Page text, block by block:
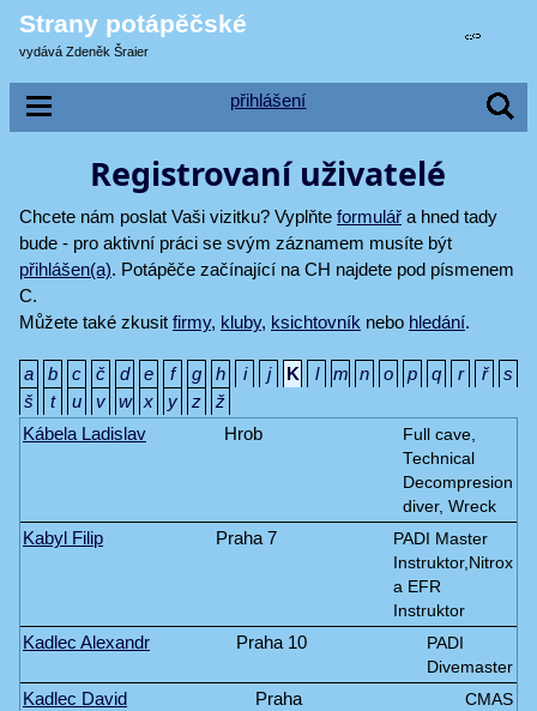
Strany potápěčské
vydává Zdeněk Šraier
přihlášení
Registrovaní uživatelé
Chcete nám poslat Vaši vizitku? Vyplňte formulář a hned tady
bude - pro aktivní práci se svým záznamem musíte být
přihlášen(a). Potápěče začínající na CH najdete pod písmenem
C.
Můžete také zkusit firmy, kluby, ksichtovník nebo hledání.
a b c č d e f g h i j K l m n o p q r ř
s
š
t u v w x y z
ž
Kábela Ladislav
Hrob
Full cave,
Technical
Decompresion
diver, Wreck
Kabyl Filip Praha 7
PADI Master
Instruktor,Nitrox
a EFR
Instruktor
Kadlec Alexandr Praha 10
PADI
Divemaster
Kadlec David Praha
CMAS